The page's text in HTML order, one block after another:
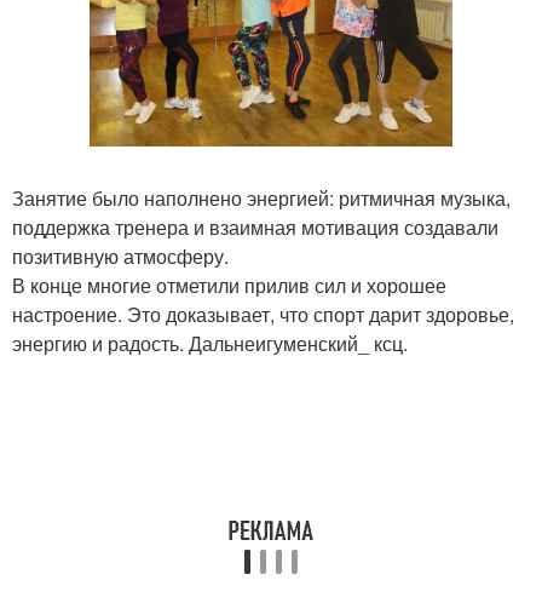
Занятие было наполнено энергией: ритмичная музыка,
поддержка тренера и взаимная мотивация создавали
позитивную атмосферу.
В конце многие отметили прилив сил и хорошее
настроение. Это доказывает, что спорт дарит здоровье,
энергию и радость. Дальнеигуменский_ ксц.